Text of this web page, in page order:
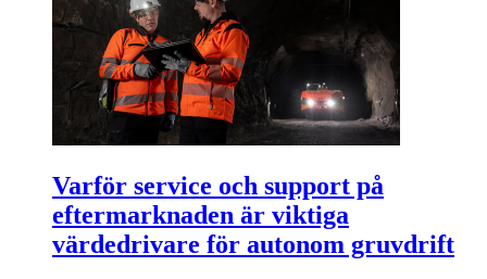
Varför service och support på
eftermarknaden är viktiga
värdedrivare för autonom gruvdrift